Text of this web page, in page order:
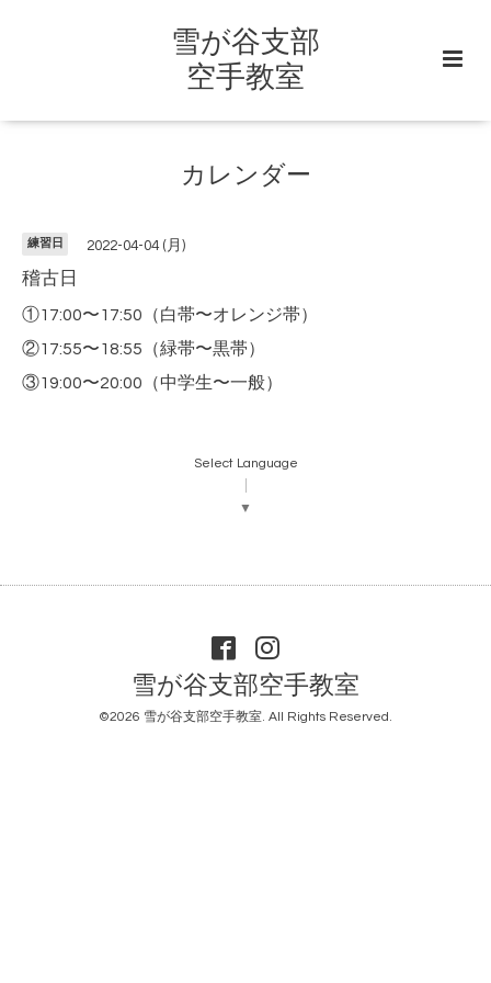
雪が谷支部
空手教室
カレンダー
練習日 2022-04-04 (月)
稽古日
①17:00〜17:50（白帯〜オレンジ帯）
②17:55〜18:55（緑帯〜黒帯）
③19:00〜20:00（中学生〜一般）
Select Language
▼
雪が谷支部空手教室
©2026 雪が谷支部空手教室. All Rights Reserved.